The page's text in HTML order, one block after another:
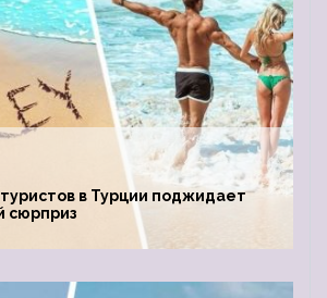
туристов в Турции поджидает
сюрприз